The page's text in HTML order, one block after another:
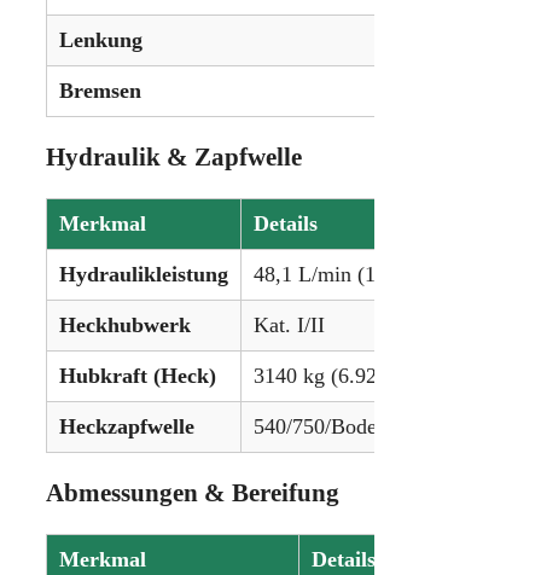
Lenkung
Bremsen
Hydraulik & Zapfwelle
Merkmal Details
Hydraulikleistung 48,1 L/min (12.7 gpm)
Heckhubwerk Kat. I/II
Hubkraft (Heck) 3140 kg (6.924 lbs)
Heckzapfwelle 540/750/Bodengetrieben
Abmessungen & Bereifung
Merkmal Details